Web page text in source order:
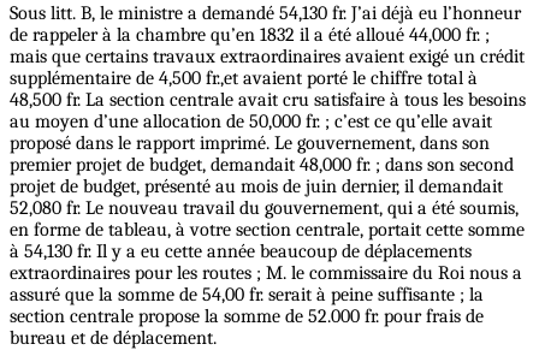
Sous litt. B, le ministre a demandé 54,130 fr. J’ai déjà eu l’honneur
de rappeler à la chambre qu’en 1832 il a été alloué 44,000 fr. ;
mais que certains travaux extraordinaires avaient exigé un crédit
supplémentaire de 4,500 fr.,et avaient porté le chiffre total à
48,500 fr. La section centrale avait cru satisfaire à tous les besoins
au moyen d’une allocation de 50,000 fr. ; c’est ce qu’elle avait
proposé dans le rapport imprimé. Le gouvernement, dans son
premier projet de budget, demandait 48,000 fr. ; dans son second
projet de budget, présenté au mois de juin dernier, il demandait
52,080 fr. Le nouveau travail du gouvernement, qui a été soumis,
en forme de tableau, à votre section centrale, portait cette somme
à 54,130 fr. Il y a eu cette année beaucoup de déplacements
extraordinaires pour les routes ; M. le commissaire du Roi nous a
assuré que la somme de 54,00 fr. serait à peine suffisante ; la
section centrale propose la somme de 52.000 fr. pour frais de
bureau et de déplacement.